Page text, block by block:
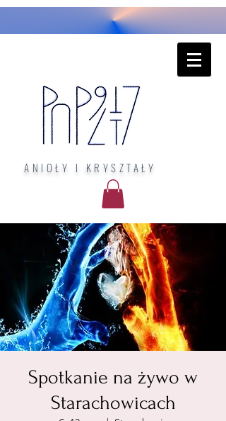
ANIOŁY I KRYSZTAŁY
Spotkanie na żywo w
Starachowicach